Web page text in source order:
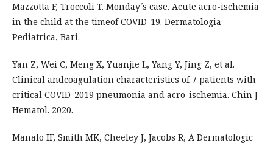
Mazzotta F, Troccoli T. Monday ́s case. Acute acro-ischemia
in the child at the timeof COVID-19. Dermatologia
Pediatrica, Bari.
Yan Z, Wei C, Meng X, Yuanjie L, Yang Y, Jing Z, et al.
Clinical andcoagulation characteristics of 7 patients with
critical COVID-2019 pneumonia and acro-ischemia. Chin J
Hematol. 2020.
Manalo IF, Smith MK, Cheeley J, Jacobs R, A Dermatologic